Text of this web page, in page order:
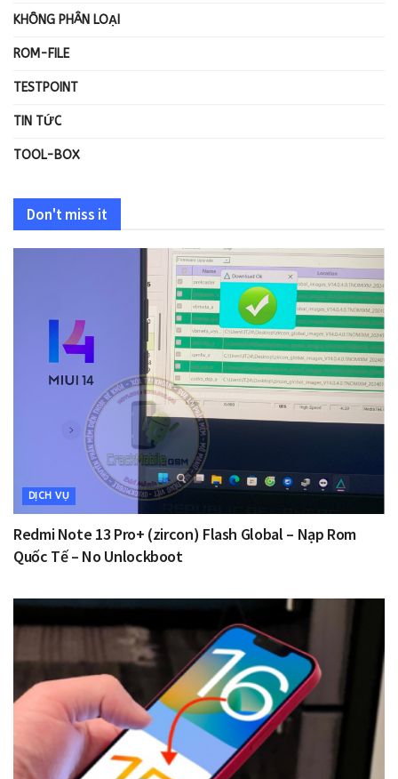
KHÔNG PHÂN LOẠI
ROM-FILE
TESTPOINT
TIN TỨC
TOOL-BOX
Don't miss it
DỊCH VỤ
Redmi Note 13 Pro+ (zircon) Flash Global – Nạp Rom
Quốc Tế – No Unlockboot